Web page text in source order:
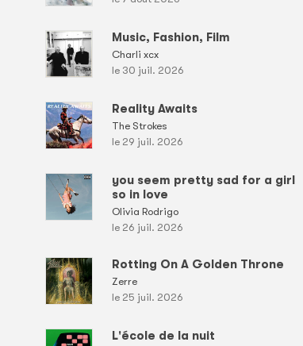
Music, Fashion, Film
Charli xcx
le 30 juil. 2026
Reality Awaits
The Strokes
le 29 juil. 2026
you seem pretty sad for a girl
so in love
Olivia Rodrigo
le 26 juil. 2026
Rotting On A Golden Throne
Zerre
le 25 juil. 2026
L'école de la nuit